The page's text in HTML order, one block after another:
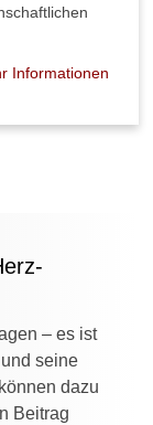
Informationen
– es ist
seine
dazu
Beitrag